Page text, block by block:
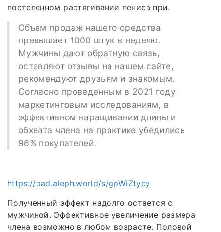
постепенном растягивании пениса при.
Объем продаж нашего средства
превышает 1000 штук в неделю.
Мужчины дают обратную связь,
оставляют отзывы на нашем сайте,
рекомендуют друзьям и знакомым.
Согласно проведенным в 2021 году
маркетинговым исследованиям, в
эффективном наращивании длины и
обхвата члена на практике убедились
96% покупателей.
https://pad.aleph.world/s/gpWiZtycy
Полученный эффект надолго остается с
мужчиной. Эффективное увеличение размера
члена возможно в любом возрасте. Половой